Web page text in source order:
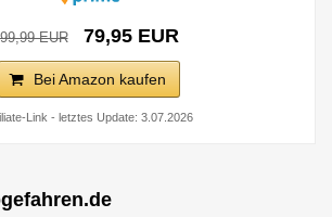
99,99 EUR 79,95 EUR
Bei Amazon kaufen
Link - letztes Update: 3.07.2026